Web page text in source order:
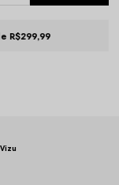
R$299,99